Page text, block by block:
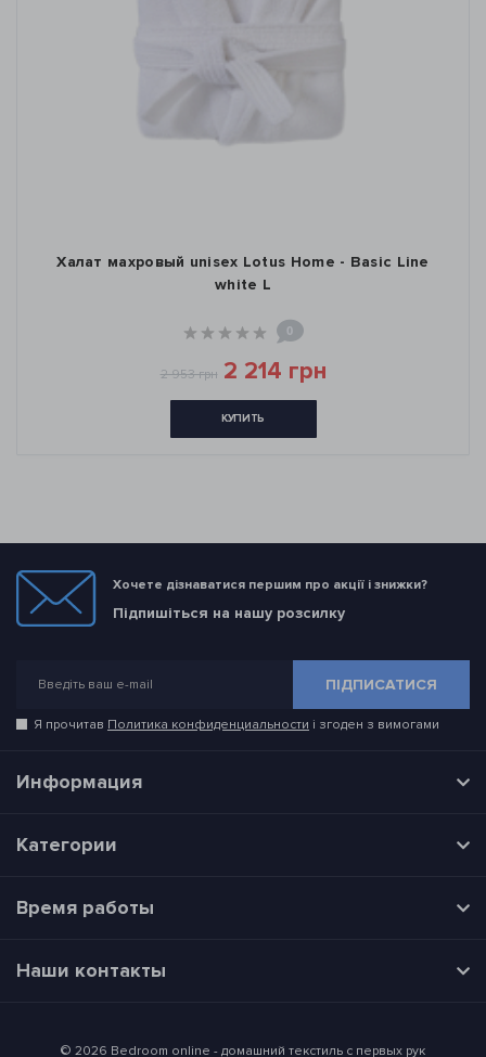
Халат махровый unisex Lotus Home - Basic Line
white L
0
2 953 грн 2 214 грн
КУПИТЬ
Хочете дізнаватися першим про акції і знижки?
Підпишіться на нашу розсилку
ПІДПИСАТИСЯ
Я прочитав Политика конфиденциальности і згоден з вимогами
Информация
Категории
Время работы
Наши контакты
© 2026 Bedroom online - домашний текстиль с первых рук